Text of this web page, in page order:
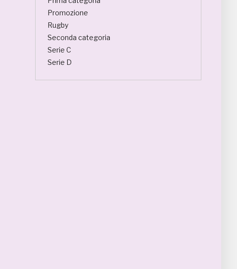
Promozione
Rugby
Seconda categoria
Serie C
Serie D